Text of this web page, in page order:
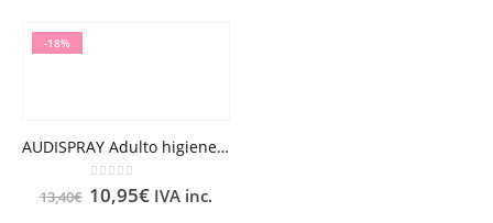
-18%
AUDISPRAY Adulto higiene del oído 50ml
0 out of 5
13,40€ 10,95€ IVA inc.